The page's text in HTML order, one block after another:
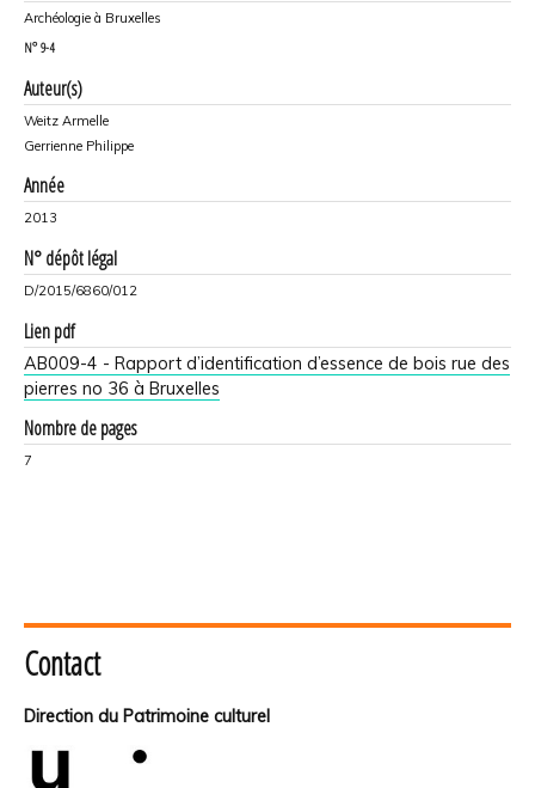
Archéologie à Bruxelles
N° 9-4
Auteur(s)
Weitz Armelle
Gerrienne Philippe
Année
2013
N° dépôt légal
D/2015/6860/012
Lien pdf
AB009-4 - Rapport d’identification d’essence de bois rue des
pierres no 36 à Bruxelles
Nombre de pages
7
Contact
Direction du Patrimoine culturel